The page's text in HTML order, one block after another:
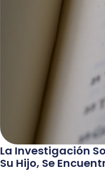
La Investigación
Su Hijo, Se